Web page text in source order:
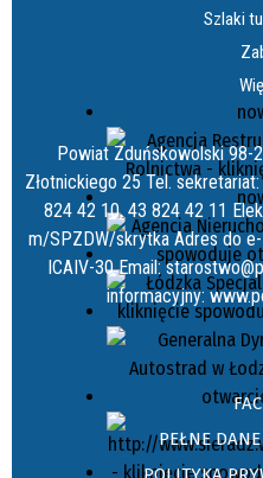
Szlaki
Powiat Zduńskowolski 98-
Złotnickiego 25 Tel.
824 42 10, 43 824 42 11
m/SPZDW/skrytka Adres do
ICAIV-30 Email:
informacyjny:
PEŁNE